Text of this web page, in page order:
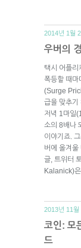
2014년 1월 2
우버의
택시 어플
폭등할 때마
(Surge
급을 맞추기
저녁 1마일
소의 8배나
이야기죠.
버에 올겨
글, 트위터
Kalanick)은
2013년 11월
코인: 모
드